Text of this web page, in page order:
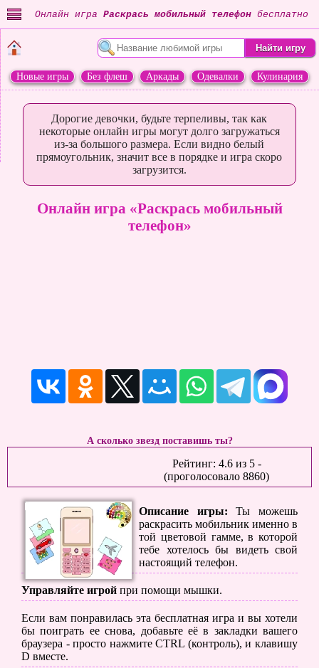
Онлайн игра Раскрась мобильный телефон бесплатно
Новые игры Без флеш Аркады Одевалки
Кулинария
Дорогие девочки, будьте терпеливы, так как
некоторые онлайн игры могут долго загружаться
из-за большого размера. Если видно белый
прямоугольник, значит все в порядке и игра скоро
загрузится.
Онлайн игра «Раскрась мобильный
телефон»
А сколько звезд поставишь ты?
Рейтинг: 4.6из 5-
(проголосовало 8860)
Описание игры: Ты можешь
раскрасить мобильник именно в
той цветовой гамме, в которой
тебе хотелось бы видеть свой
настоящий телефон.
Управляйте игрой при помощи мышки.
Если вам понравилась эта бесплатная игра и вы хотели
бы поиграть ее снова, добавьте её в закладки вашего
браузера - просто нажмите CTRL (контроль), и клавишу
D вместе.